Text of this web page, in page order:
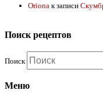
Oriona к записи
Поиск рецептов
Поиск
Меню